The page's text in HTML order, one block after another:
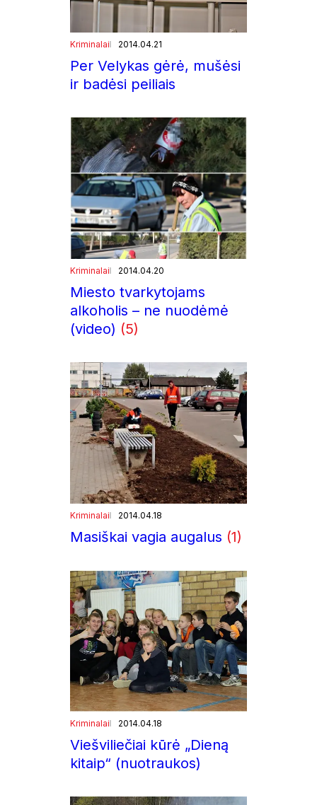
Kriminalai 2014.04.21
Per Velykas gėrė, mušėsi
ir badėsi peiliais
Kriminalai 2014.04.20
Miesto tvarkytojams
alkoholis – ne nuodėmė
(video) (5)
Kriminalai 2014.04.18
Masiškai vagia augalus (1)
Kriminalai 2014.04.18
Viešviliečiai kūrė „Dieną
kitaip“ (nuotraukos)